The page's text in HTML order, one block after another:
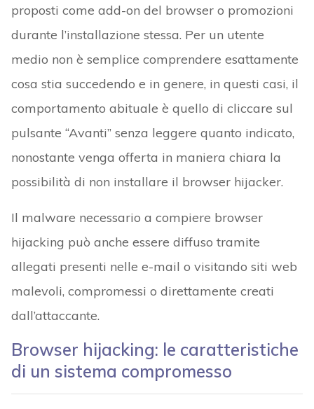
proposti come add-on del browser o promozioni
durante l’installazione stessa. Per un utente
medio non è semplice comprendere esattamente
cosa stia succedendo e in genere, in questi casi, il
comportamento abituale è quello di cliccare sul
pulsante “Avanti” senza leggere quanto indicato,
nonostante venga offerta in maniera chiara la
possibilità di non installare il browser hijacker.
Il malware necessario a compiere browser
hijacking può anche essere diffuso tramite
allegati presenti nelle e-mail o visitando siti web
malevoli, compromessi o direttamente creati
dall’attaccante.
Browser hijacking: le caratteristiche
di un sistema compromesso